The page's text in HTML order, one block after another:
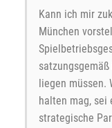
Kann ich mir
München
liegen müssen.
halten mag, sei
strategische